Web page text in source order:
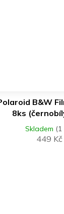
B&W
8ks
Skladem (1
449 Kč